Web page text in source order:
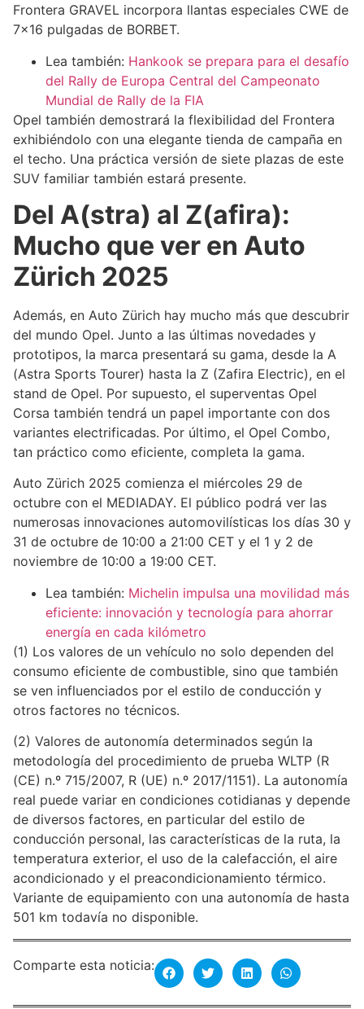
Frontera GRAVEL incorpora llantas especiales CWE de
7×16 pulgadas de BORBET.
Lea también: Hankook se prepara para el desafío
del Rally de Europa Central del Campeonato
Mundial de Rally de la FIA
Opel también demostrará la flexibilidad del Frontera
exhibiéndolo con una elegante tienda de campaña en
el techo. Una práctica versión de siete plazas de este
SUV familiar también estará presente.
Del A(stra) al Z(afira):
Mucho que ver en Auto
Zürich 2025
Además, en Auto Zürich hay mucho más que descubrir
del mundo Opel. Junto a las últimas novedades y
prototipos, la marca presentará su gama, desde la A
(Astra Sports Tourer) hasta la Z (Zafira Electric), en el
stand de Opel. Por supuesto, el superventas Opel
Corsa también tendrá un papel importante con dos
variantes electrificadas. Por último, el Opel Combo,
tan práctico como eficiente, completa la gama.
Auto Zürich 2025 comienza el miércoles 29 de
octubre con el MEDIADAY. El público podrá ver las
numerosas innovaciones automovilísticas los días 30 y
31 de octubre de 10:00 a 21:00 CET y el 1 y 2 de
noviembre de 10:00 a 19:00 CET.
Lea también: Michelin impulsa una movilidad más
eficiente: innovación y tecnología para ahorrar
energía en cada kilómetro
(1) Los valores de un vehículo no solo dependen del
consumo eficiente de combustible, sino que también
se ven influenciados por el estilo de conducción y
otros factores no técnicos.
(2) Valores de autonomía determinados según la
metodología del procedimiento de prueba WLTP (R
(CE) n.º 715/2007, R (UE) n.º 2017/1151). La autonomía
real puede variar en condiciones cotidianas y depende
de diversos factores, en particular del estilo de
conducción personal, las características de la ruta, la
temperatura exterior, el uso de la calefacción, el aire
acondicionado y el preacondicionamiento térmico.
Variante de equipamiento con una autonomía de hasta
501 km todavía no disponible.
Comparte esta noticia: